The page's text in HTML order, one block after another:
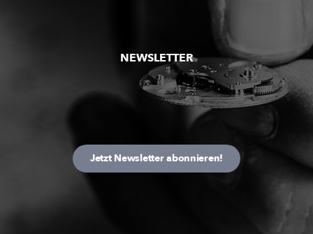
NEWSLETTER
Jetzt Newsletter abonnieren!